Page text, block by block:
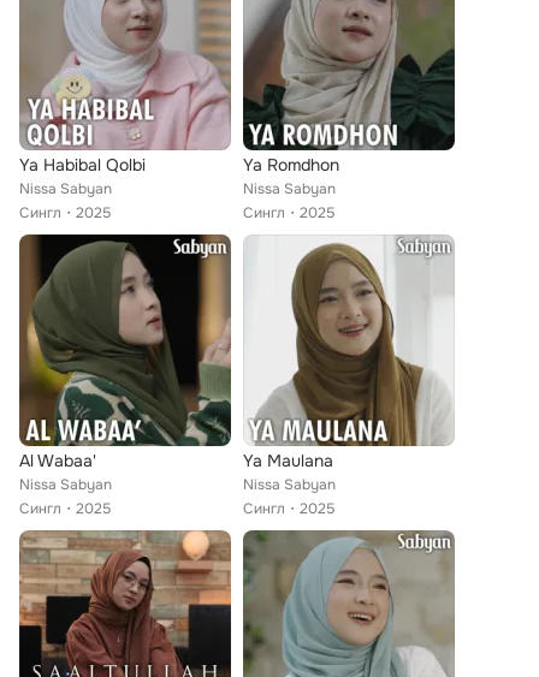
Ya Habibal Qolbi
Nissa Sabyan
Сингл
2025
Ya Romdhon
Nissa Sabyan
Сингл
2025
Al Wabaa'
Nissa Sabyan
Сингл
2025
Ya Maulana
Nissa Sabyan
Сингл
2025